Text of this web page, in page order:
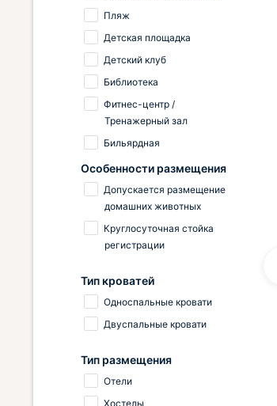
Гостевой дом У Александра
1 км от центра
Оксана
Приятный гостевой дом. Для
отдыха и комфортного
предусмотрено. Расположение
отличное! Рядом магазины, кафе,
море, пляж! Отдых прошёл на
Подробнее
Пляж
Детская площадка
Детский клуб
Библиотека
Фитнес-центр /
Тренажерный зал
Бильярдная
Особенности размещения
Допускается размещение
домашних животных
Круглосуточная стойка
регистрации
Тип кроватей
Односпальные кровати
Двуспальные кровати
Тип размещения
Отели
Хостелы